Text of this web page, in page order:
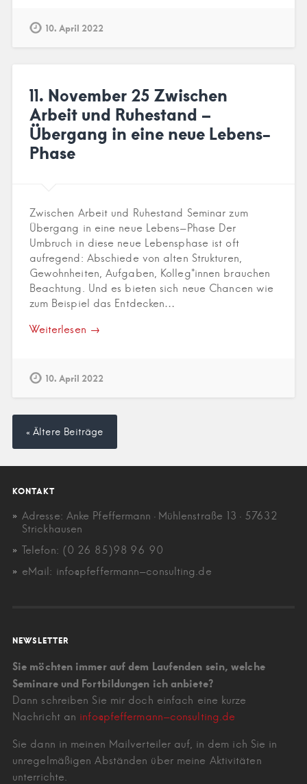
10. April 2022
11. November 25 Zwischen
Arbeit und Ruhestand –
Übergang in eine neue Lebens-
Phase
Zwischen Arbeit und Ruhestand Seminar zum
Übergang in eine neue Lebens-Phase Der
Umbruch in diese neue Lebensphase ist oft
aufregend: Abschiede von alten Strukturen,
Gewohnheiten, Aufgaben, Kolleg*innen brauchen
Beachtung. Und es bieten sich neue Chancen wie
zum Beispiel das Entdecken…
Weiterlesen →
10. April 2022
« Ältere Beiträge
KONTAKT
Adresse: Anke Pfeffermann · Mühlenstraße 13 · 57632
Strickhausen
Telefon: (0 26 85)98 96 90
eMail: info@pfeffermann-consulting.de
NEWSLETTER
Sie möchten immer auf dem Laufenden sein, welche
Seminare und Fortbildungen ich anbiete?
Dann schreiben Sie mir doch einfach eine kurze
Nachricht an info@pfeffermann-consulting.de
Sie dann in meinen Mailverteiler auf, in dem ich Sie in
unregelmäßigen Abständen über meine Aktivitäten
unterrichte.